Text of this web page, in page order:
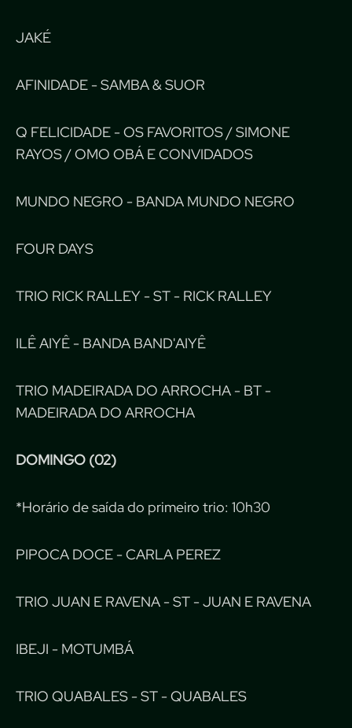
JAKÉ
AFINIDADE - SAMBA & SUOR
Q FELICIDADE - OS FAVORITOS / SIMONE
RAYOS / OMO OBÁ E CONVIDADOS
MUNDO NEGRO - BANDA MUNDO NEGRO
FOUR DAYS
TRIO RICK RALLEY - ST - RICK RALLEY
ILÊ AIYÊ - BANDA BAND'AIYÊ
TRIO MADEIRADA DO ARROCHA - BT -
MADEIRADA DO ARROCHA
DOMINGO (02)
*Horário de saída do primeiro trio: 10h30
PIPOCA DOCE - CARLA PEREZ
TRIO JUAN E RAVENA - ST - JUAN E RAVENA
IBEJI - MOTUMBÁ
TRIO QUABALES - ST - QUABALES